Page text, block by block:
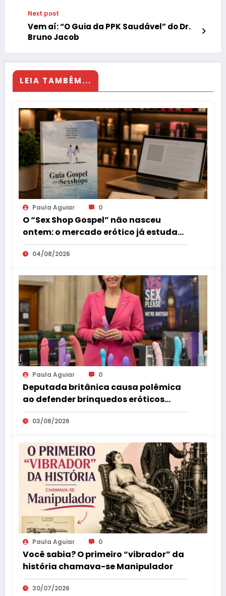
Next post
Vem aí: “O Guia da PPK Saudável” do Dr.
Bruno Jacob
LEIA TAMBÉM...
Paula Aguiar 0
O “Sex Shop Gospel” não nasceu
ontem: o mercado erótico já estuda
esse consumidor há mais de uma
década
04/08/2026
Paula Aguiar 0
Deputada britânica causa polêmica
ao defender brinquedos eróticos
como parte da educação sexual
03/08/2026
Paula Aguiar 0
Você sabia? O primeiro “vibrador” da
história chamava-se Manipulador
30/07/2026